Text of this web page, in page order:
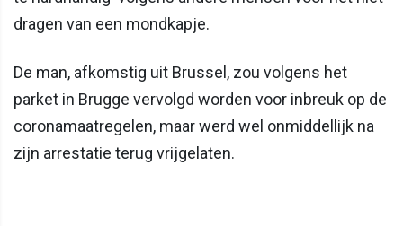
dragen van een mondkapje.
De man, afkomstig uit Brussel, zou volgens het
parket in Brugge vervolgd worden voor inbreuk op de
coronamaatregelen, maar werd wel onmiddellijk na
zijn arrestatie terug vrijgelaten.